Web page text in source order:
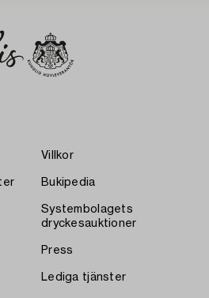
Villkor
Bukipedia
Systembolagets
dryckesauktioner
Press
Lediga tjänster